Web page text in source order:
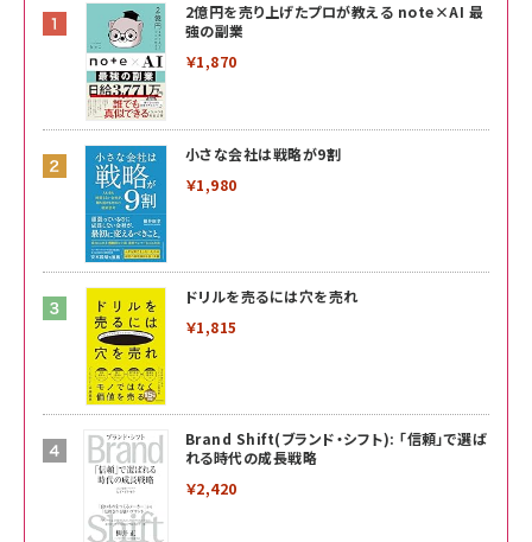
2億円を売り上げたプロが教える note×AI 最
強の副業
￥1,870
小さな会社は戦略が9割
￥1,980
ドリルを売るには穴を売れ
￥1,815
Brand Shift(ブランド・シフト): 「信頼」で選ば
れる時代の成長戦略
￥2,420